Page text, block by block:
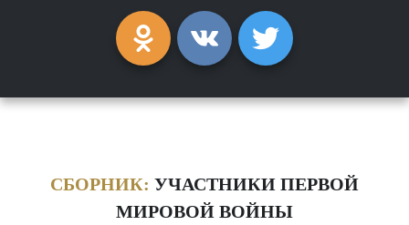
СБОРНИК: УЧАСТНИКИ ПЕРВОЙ
МИРОВОЙ ВОЙНЫ